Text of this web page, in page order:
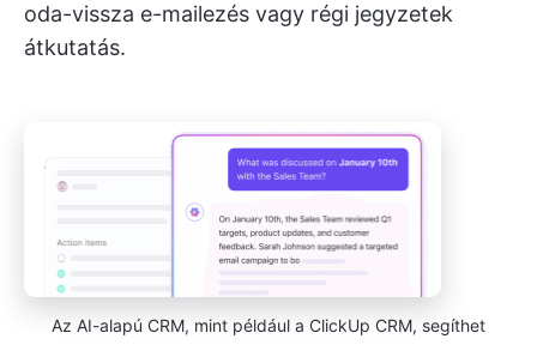
oda-vissza e-mailezés vagy régi jegyzetek
átkutatás.
Az AI-alapú CRM, mint például a ClickUp CRM, segíthet